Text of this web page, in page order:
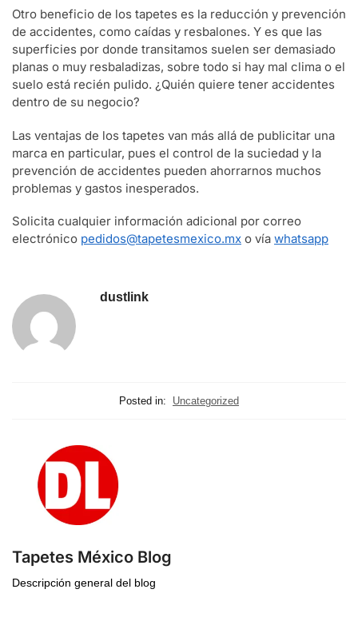
Otro beneficio de los tapetes es la reducción y prevención
de accidentes, como caídas y resbalones. Y es que las
superficies por donde transitamos suelen ser demasiado
planas o muy resbaladizas, sobre todo si hay mal clima o el
suelo está recién pulido. ¿Quién quiere tener accidentes
dentro de su negocio?
Las ventajas de los tapetes van más allá de publicitar una
marca en particular, pues el control de la suciedad y la
prevención de accidentes pueden ahorrarnos muchos
problemas y gastos inesperados.
Solicita cualquier información adicional por correo
electrónico pedidos@tapetesmexico.mx o vía whatsapp
dustlink
Posted in: Uncategorized
Tapetes México Blog
Descripción general del blog